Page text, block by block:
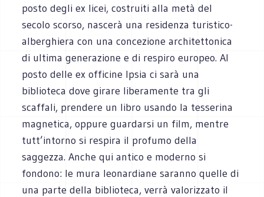
posto degli ex licei, costruiti alla metà del
secolo scorso, nascerà una residenza turistico-
alberghiera con una concezione architettonica
di ultima generazione e di respiro europeo. Al
posto delle ex officine Ipsia ci sarà una
biblioteca dove girare liberamente tra gli
scaffali, prendere un libro usando la tesserina
magnetica, oppure guardarsi un film, mentre
tutt’intorno si respira il profumo della
saggezza. Anche qui antico e moderno si
fondono: le mura leonardiane saranno quelle di
una parte della biblioteca, verrà valorizzato il